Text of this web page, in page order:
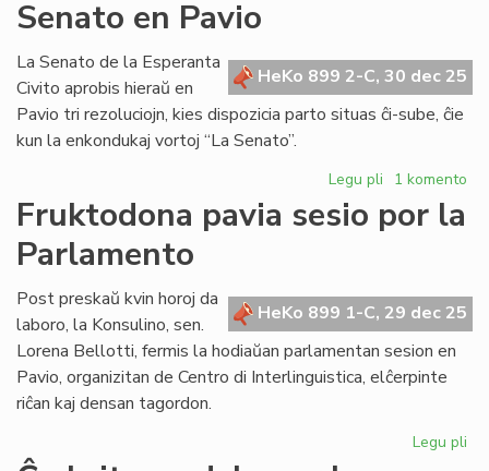
kaj
Senato en Pavio
HeKo 899 2-C, 30 dec 25
La Senato de la Esperanta
Civito aprobis hieraŭ en
Pavio tri rezoluciojn, kies dispozicia parto situas ĉi-sube, ĉie
kun la enkondukaj vortoj “La Senato”.
Legu pli pri
rezolucioj
la
Senato
Pavio
1 komento
Fruktodona pavia sesio por la
Parlamento
HeKo 899 1-C, 29 dec 25
Post preskaŭ kvin horoj da
laboro, la Konsulino, sen.
Lorena Bellotti, fermis la hodiaŭan parlamentan sesion en
Pavio, organizitan de Centro di Interlinguistica, elĉerpinte
riĉan kaj densan tagordon.
Legu pli